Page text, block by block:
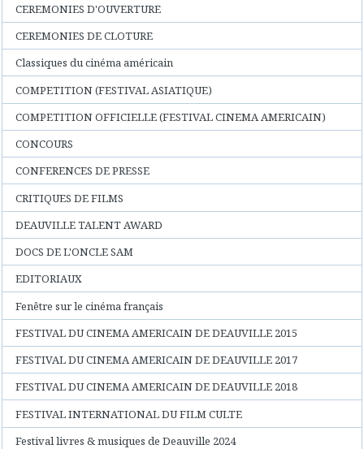
CEREMONIES D'OUVERTURE
CEREMONIES DE CLOTURE
Classiques du cinéma américain
COMPETITION (FESTIVAL ASIATIQUE)
COMPETITION OFFICIELLE (FESTIVAL CINEMA AMERICAIN)
CONCOURS
CONFERENCES DE PRESSE
CRITIQUES DE FILMS
DEAUVILLE TALENT AWARD
DOCS DE L'ONCLE SAM
EDITORIAUX
Fenêtre sur le cinéma français
FESTIVAL DU CINEMA AMERICAIN DE DEAUVILLE 2015
FESTIVAL DU CINEMA AMERICAIN DE DEAUVILLE 2017
FESTIVAL DU CINEMA AMERICAIN DE DEAUVILLE 2018
FESTIVAL INTERNATIONAL DU FILM CULTE
Festival livres & musiques de Deauville 2024